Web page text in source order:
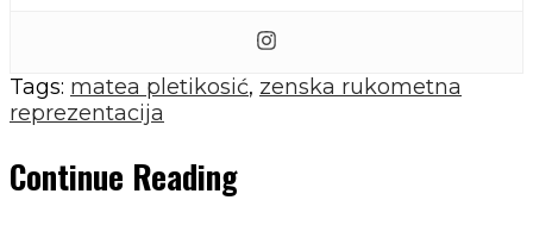
Tags: matea pletikosić, zenska rukometna
reprezentacija
Continue Reading